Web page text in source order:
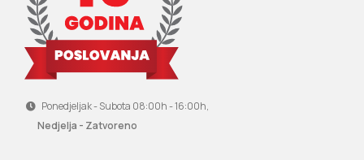
Ponedjeljak - Subota 08:00h - 16:00h,
Nedjelja - Zatvoreno